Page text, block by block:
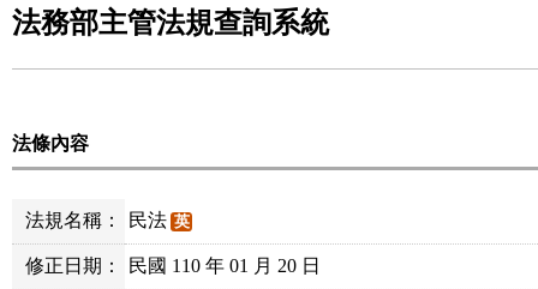
法務部主管法規查詢系統
法條內容
法規名稱： 民法 英
修正日期： 民國 110 年 01 月 20 日